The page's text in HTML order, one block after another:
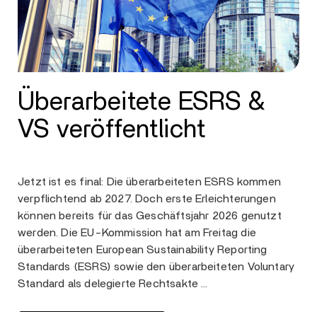
Überarbeitete ESRS &
VS veröffentlicht
Jetzt ist es final: Die überarbeiteten ESRS kommen
verpflichtend ab 2027. Doch erste Erleichterungen
können bereits für das Geschäftsjahr 2026 genutzt
werden. Die EU-Kommission hat am Freitag die
überarbeiteten European Sustainability Reporting
Standards (ESRS) sowie den überarbeiteten Voluntary
Standard als delegierte Rechtsakte …